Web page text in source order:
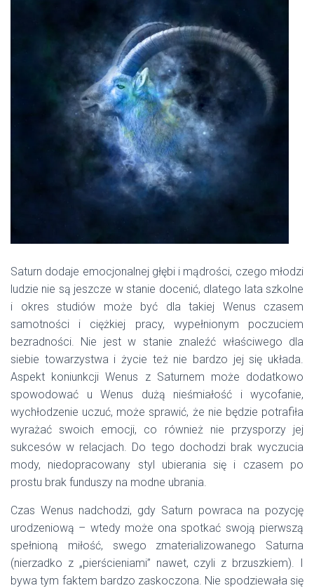
Saturn dodaje emocjonalnej głębi i mądrości, czego młodzi
ludzie nie są jeszcze w stanie docenić, dlatego lata szkolne
i okres studiów może być dla takiej Wenus czasem
samotności i ciężkiej pracy, wypełnionym poczuciem
bezradności. Nie jest w stanie znaleźć właściwego dla
siebie towarzystwa i życie też nie bardzo jej się układa.
Aspekt koniunkcji Wenus z Saturnem może dodatkowo
spowodować u Wenus dużą nieśmiałość i wycofanie,
wychłodzenie uczuć, może sprawić, że nie będzie potrafiła
wyrażać swoich emocji, co również nie przysporzy jej
sukcesów w relacjach. Do tego dochodzi brak wyczucia
mody, niedopracowany styl ubierania się i czasem po
prostu brak funduszy na modne ubrania.
Czas Wenus nadchodzi, gdy Saturn powraca na pozycję
urodzeniową – wtedy może ona spotkać swoją pierwszą
spełnioną miłość, swego zmaterializowanego Saturna
(nierzadko z „pierścieniami” nawet, czyli z brzuszkiem). I
bywa tym faktem bardzo zaskoczona. Nie spodziewała się